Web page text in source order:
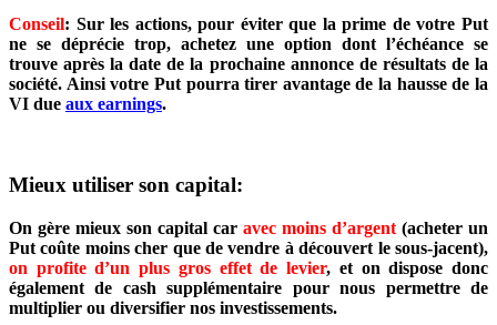
Conseil: Sur les actions, pour éviter que la prime de votre Put
ne se déprécie trop, achetez une option dont l’échéance se
trouve après la date de la prochaine annonce de résultats de la
société. Ainsi votre Put pourra tirer avantage de la hausse de la
VI due aux earnings.
Mieux utiliser son capital:
On gère mieux son capital car avec moins d’argent (acheter un
Put coûte moins cher que de vendre à découvert le sous-jacent),
on profite d’un plus gros effet de levier, et on dispose donc
également de cash supplémentaire pour nous permettre de
multiplier ou diversifier nos investissements.